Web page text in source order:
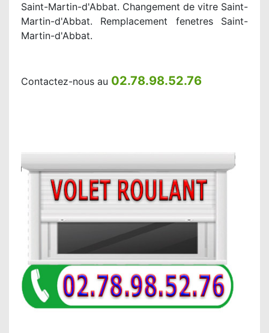
Saint-Martin-d'Abbat. Changement de vitre Saint-
Martin-d'Abbat. Remplacement fenetres Saint-
Martin-d'Abbat.
Contactez-nous au 02.78.98.52.76